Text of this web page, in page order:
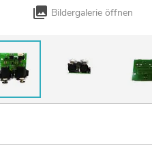
Bildergalerie öffnen